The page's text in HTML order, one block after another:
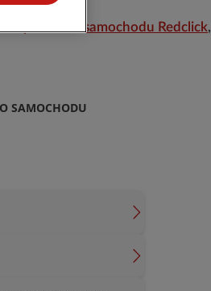
samochodu Redclick,
SAMOCHODU